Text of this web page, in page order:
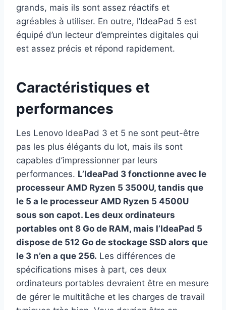
grands, mais ils sont assez réactifs et
agréables à utiliser. En outre, l’IdeaPad 5 est
équipé d’un lecteur d’empreintes digitales qui
est assez précis et répond rapidement.
Caractéristiques et
performances
Les Lenovo IdeaPad 3 et 5 ne sont peut-être
pas les plus élégants du lot, mais ils sont
capables d’impressionner par leurs
performances. L’IdeaPad 3 fonctionne avec le
processeur AMD Ryzen 5 3500U, tandis que
le 5 a le processeur AMD Ryzen 5 4500U
sous son capot. Les deux ordinateurs
portables ont 8 Go de RAM, mais l’IdeaPad 5
dispose de 512 Go de stockage SSD alors que
le 3 n’en a que 256. Les différences de
spécifications mises à part, ces deux
ordinateurs portables devraient être en mesure
de gérer le multitâche et les charges de travail